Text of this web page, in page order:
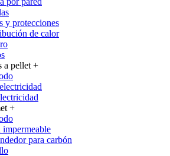
y protecciones
de calor
a pellet +
+
impermeable
para carbón